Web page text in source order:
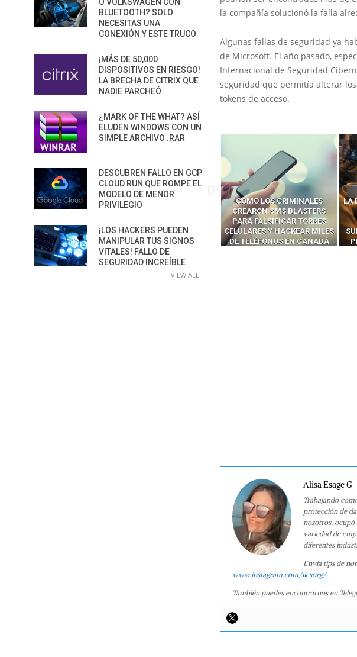
la compañía solucionó la falla
Algunas fallas de seguridad ya
de Microsoft. El año pasado,
Internacional de Seguridad
seguridad que permitía alterar
tokens de acceso.
LAVAR EL CEREBRO A
NAVEGADORES CON IA
CÓMO LOS CRIMINALES
CELULARES Y HACKEAR MILES
DE TELÉFONOS EN CANADÁ
LA BRECHA INVISIBLE: CÓMO
LOS AGENTES DE IA SE
CONVIRTIERON EN LA
SUPERFICIE DE ATAQUE MÁS
PELIGROSA DE 2025–2026
Alisa Esage G
Trabajando
protección de
nosotros, ocupó
variedad de
diferentes
Envía tips de
www.instagram.com/iicsorg/
También puedes encontrarnos en
BLUETOOTH? SOLO
NECESITAS UNA
CONEXIÓN Y ESTE TRUCO
¡MÁS DE 50,000
DISPOSITIVOS EN RIESGO!
LA BRECHA DE CITRIX QUE
NADIE PARCHEÓ
¿MARK OF THE WHAT? ASÍ
ELUDEN WINDOWS CON UN
SIMPLE ARCHIVO .RAR
DESCUBREN FALLO EN GCP
CLOUD RUN QUE ROMPE EL
MODELO DE MENOR
PRIVILEGIO
¡LOS HACKERS PUEDEN
MANIPULAR TUS SIGNOS
VITALES! FALLO DE
SEGURIDAD INCREÍBLE
VIEW ALL